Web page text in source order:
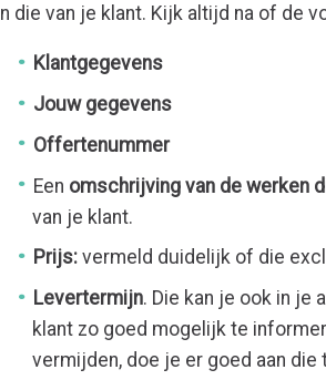
die van je klant. Kijk altijd na of de
Klantgegevens
Jouw gegevens
Offertenummer
Een omschrijving van de werken
van je klant.
Prijs:vermeld duidelijk of die
Levertermijn. Die kan je ook in je
klant zo goed mogelijk te
vermijden, doe je er goed aan die